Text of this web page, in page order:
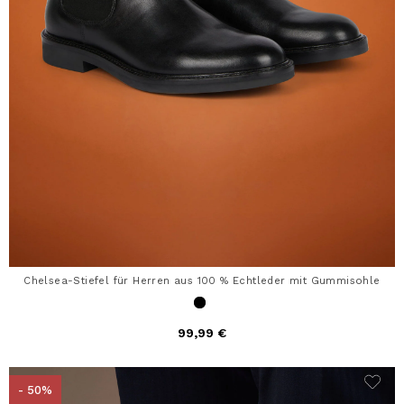
Chelsea-Stiefel für Herren aus 100 % Echtleder mit Gummisohle
99,99 €
- 50%